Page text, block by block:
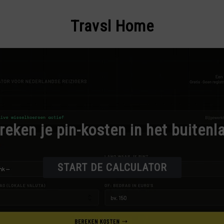
Travsl Home
je pin-kosten in het
START DE CALCULATOR